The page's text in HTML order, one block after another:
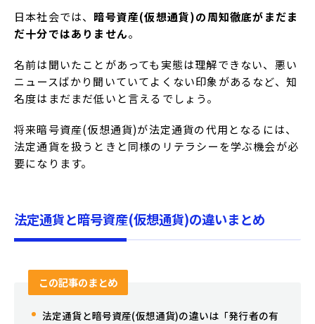
日本社会では、 暗号資産(仮想通貨)の周知徹底がまだま
だ十分ではありません。
名前は聞いたことがあっても実態は理解できない、悪い
ニュースばかり聞いていてよくない印象があるなど、知
名度はまだまだ低いと言えるでしょう。
将来暗号資産(仮想通貨)が法定通貨の代用となるには、
法定通貨を扱うときと同様のリテラシーを学ぶ機会が必
要になります。
法定通貨と暗号資産(仮想通貨)の違いまとめ
この記事のまとめ
法定通貨と暗号資産(仮想通貨)の違いは「発行者の有